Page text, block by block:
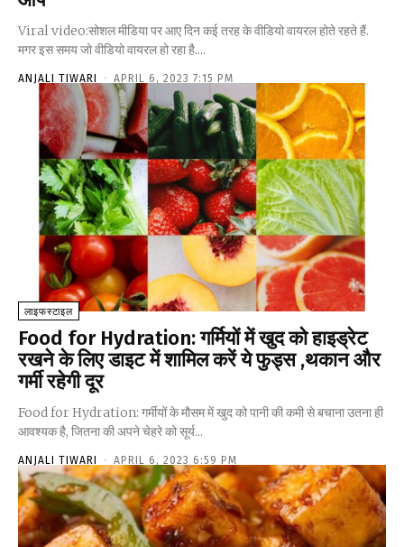
Viral video:सोशल मीडिया पर आए दिन कई तरह के वीडियो वायरल होते रहते हैं.
मगर इस समय जो वीडियो वायरल हो रहा है....
ANJALI TIWARI - APRIL 6, 2023 7:15 PM
लाइफस्टाइल
Food for Hydration: गर्मियों में खुद को हाइड्रेट
रखने के लिए डाइट में शामिल करें ये फुड्स ,थकान और
गर्मी र‍हेगी दूर
Food for Hydration: गर्मीयों के मौसम में खुद को पानी की कमी से बचाना उतना ही
आवश्यक है, जितना की अपने चेहरे को सूर्य...
ANJALI TIWARI - APRIL 6, 2023 6:59 PM